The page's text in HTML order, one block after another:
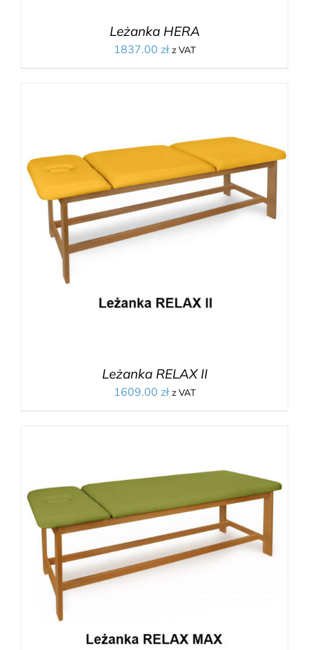
Leżanka HERA
1837.00 zł z VAT
Leżanka RELAX II
1609.00 zł z VAT